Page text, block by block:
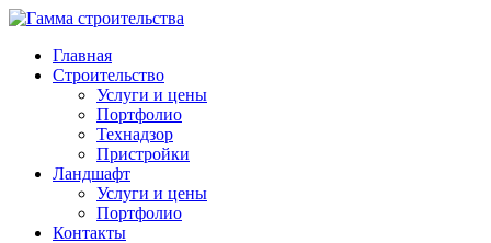
Главная
Строительство
Услуги и цены
Портфолио
Технадзор
Пристройки
Ландшафт
Услуги и цены
Портфолио
Контакты